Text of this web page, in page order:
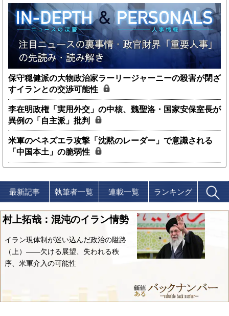
保守穏健派の大物政治家ラーリージャーニーの殺害が閉ざ
すイランとの交渉可能性
李在明政権「実用外交」の中核、魏聖洛・国家安保室長が
異例の「自主派」批判
米軍のベネズエラ攻撃「沈黙のレーダー」で意識される
「中国本土」の脆弱性
最新記事 執筆者一覧 連載一覧 ランキング
村上拓哉：混沌のイラン情勢
イラン現体制が迷い込んだ政治の隘路
（上）――欠ける展望、失われる秩
序、米軍介入の可能性